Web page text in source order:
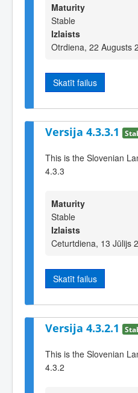
Maturity
Stable
Izlaists
Otrdiena, 22 Augusts
Skatīt failus
Versija 4.3.3.1
This is the Slovenian
4.3.3
Maturity
Stable
Izlaists
Ceturtdiena, 13 Jūlijs
Skatīt failus
Versija 4.3.2.1
This is the Slovenian
4.3.2